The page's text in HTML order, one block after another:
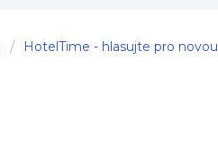
HotelTime - hlasujte pro novou